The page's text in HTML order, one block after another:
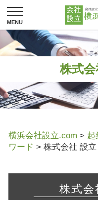
株式
横浜会社設立.com > 起
ワード > 株式会社 設
株式会